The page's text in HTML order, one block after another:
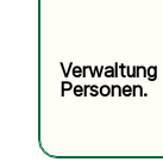
Personen.